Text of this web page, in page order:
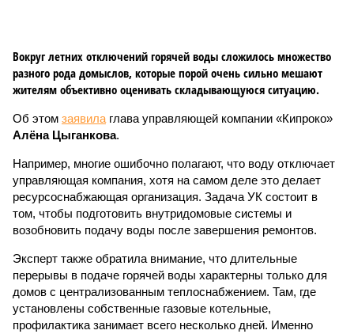
Вокруг летних отключений горячей воды сложилось множество
разного рода домыслов, которые порой очень сильно мешают
жителям объективно оценивать складывающуюся ситуацию.
Об этом заявила глава управляющей компании «Кипроко»
Алёна Цыганкова.
Например, многие ошибочно полагают, что воду отключает
управляющая компания, хотя на самом деле это делает
ресурсоснабжающая организация. Задача УК состоит в
том, чтобы подготовить внутридомовые системы и
возобновить подачу воды после завершения ремонтов.
Эксперт также обратила внимание, что длительные
перерывы в подаче горячей воды характерны только для
домов с централизованным теплоснабжением. Там, где
установлены собственные газовые котельные,
профилактика занимает всего несколько дней. Именно